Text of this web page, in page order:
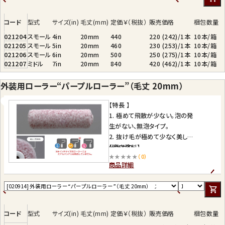
◇水性ウレタン樹脂塗料 ◇水
◇低VOC エマルション塗料 ◇
弱溶剤型ウレタン塗料
◇弱溶剤型シリコン塗料 ◇フ
ッ素樹脂塗料
◇合成樹脂ペイント ◇エボキ
シ樹脂塗料
※スモール5 インチは折版屋根
用に、はけ屋オリジナル。
コード 型式 サイズ(in) 毛丈(mm) 定価￥（税抜） 販売価格
梱包数量
021204スモール 4in 20mm 440 220 (242)/1本 10本/箱
021205 スモール 5in 20mm 460 230 (253)/1本 10本/箱
021206スモール 6in 20mm 500 250 (275)/1本 10本/箱
021207 ミドル 7in 20mm 840 420 (462)/1本 10本/箱
外装用ローラー“パープルローラー”（毛丈 20mm）
【特長 】
1. 極めて飛散が少ない。泡の発
生がない、無泡タイプ。
2. 抜け毛が極めて少なく美しい
仕上がり。
3. 水性塗料での“シマリ”がない
復元力抜群。
5. 水性・溶剤型塗料兼用。
美しい仕上げを実現。
【適応塗料】
◇二液型アクリルウレタン樹脂
塗料
樹脂塗料
速乾性錆止め塗料
★★★★★ （0）
商品詳細
コード 型式 サイズ(in) 毛丈(mm) 定価￥（税抜） 販売価格
梱包数量